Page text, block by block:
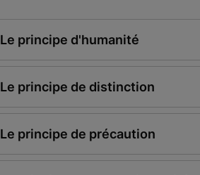
Le principe d'humanité
Le principe de distinction
Le principe de précaution